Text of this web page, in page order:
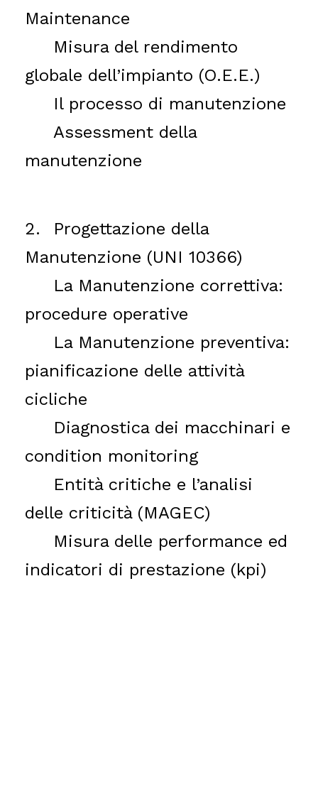
Maintenance
Misura del rendimento
globale dell’impianto (O.E.E.)
Il processo di manutenzione
Assessment della
manutenzione
2.
Progettazione della
Manutenzione (UNI 10366)
La Manutenzione correttiva:
procedure operative
La Manutenzione preventiva:
pianificazione delle attività
cicliche
Diagnostica dei macchinari e
condition monitoring
Entità critiche e l’analisi
delle criticità (MAGEC)
Misura delle performance ed
indicatori di prestazione (kpi)